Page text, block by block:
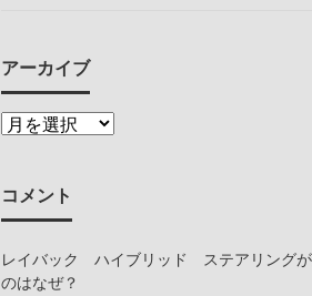
アーカイブ
コメント
レイバック ハイブリッド ステアリングが
のはなぜ？